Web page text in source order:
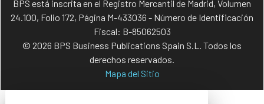
BPS está inscrita en el Registro Mercantil de Madrid, Volumen
24.100, Folio 172, Página M-433036 - Número de Identificación
Fiscal: B-85062503
© 2026 BPS Business Publications Spain S.L. Todos los
derechos reservados.
Mapa del Sitio